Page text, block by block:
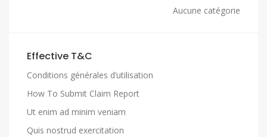
Aucune catégorie
Effective T&C
Conditions générales d’utilisation
How To Submit Claim Report
Ut enim ad minim veniam
Quis nostrud exercitation